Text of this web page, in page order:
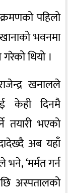
पहिलो
भवनमा
थियो ।
खनालले
केही दिनमै
तयारी भएको
अब यहाँ
‘मर्मत गर्न
अस्पतालको